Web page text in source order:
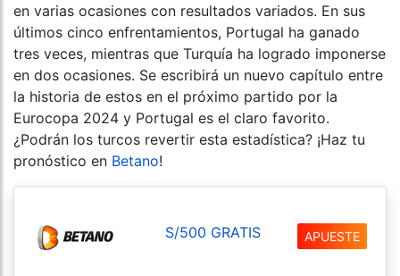
en varias ocasiones con resultados variados. En sus
últimos cinco enfrentamientos, Portugal ha ganado
tres veces, mientras que Turquía ha logrado imponerse
en dos ocasiones. Se escribirá un nuevo capítulo entre
la historia de estos en el próximo partido por la
Eurocopa 2024 y Portugal es el claro favorito.
¿Podrán los turcos revertir esta estadística? ¡Haz tu
pronóstico en Betano!
S/500 GRATIS APUESTE